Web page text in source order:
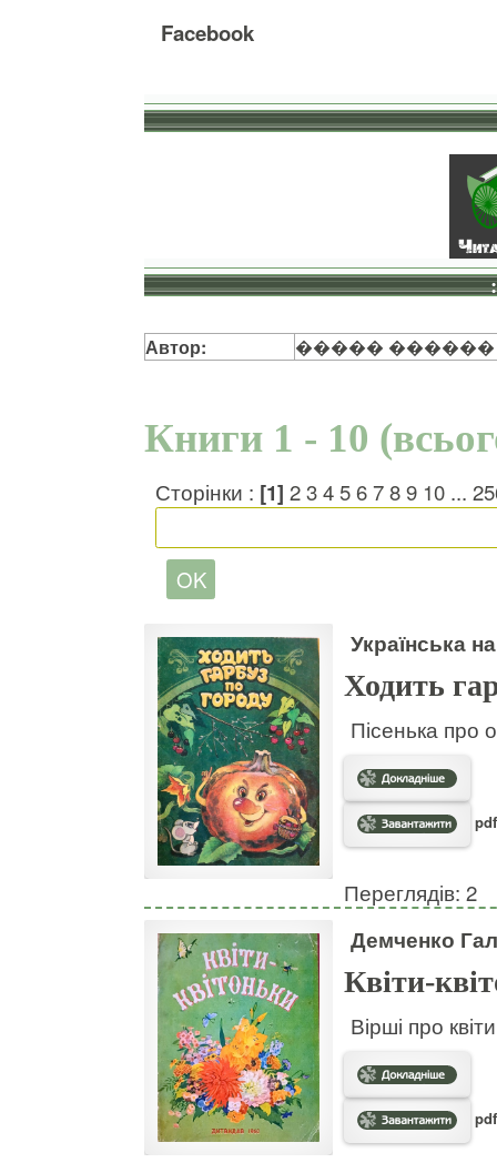
Facebook
Автор: ����� ������
Книги 1 - 10
Сторінки : [1] 23456789 10 ...
Українська
Ходить
Пісенька про
Переглядів: 2
Демченко
Квіти-
Вірші про